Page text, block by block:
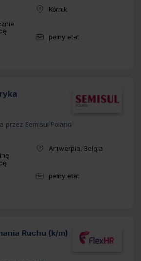
Lokalizacja:
Kórnik
Wymiar pracy:
pełny etat
przez Semisul Poland
Lokalizacja:
Antwerpia, Belgia
Wymiar pracy:
pełny etat
Ruchu (k/m)